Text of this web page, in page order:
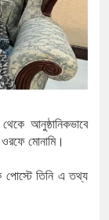
ভিন্ন রূপে
চরিত্রে
১০ জনের
বাড়ল ক্যাম্পেইনের
থেকে আনুষ্ঠানিকভাবে
ওরফে মোনামি।
পোস্টে তিনি এ তথ্য